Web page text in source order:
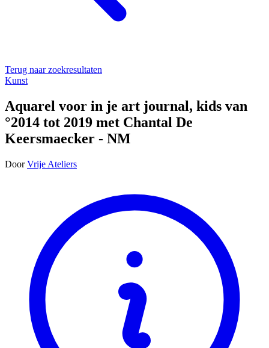
Terug naar zoekresultaten
Kunst
Aquarel voor in je art journal, kids van
°2014 tot 2019 met Chantal De
Keersmaecker - NM
Door Vrije Ateliers